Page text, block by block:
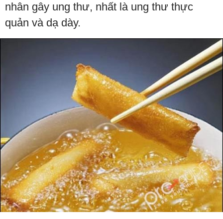
nhân gây ung thư, nhất là ung thư thực
quản và dạ dày.